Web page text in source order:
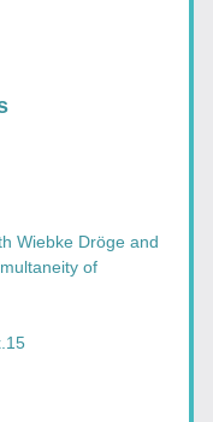
Wiebke Dröge and
of